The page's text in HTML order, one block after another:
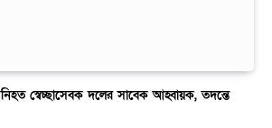
স্বেচ্ছাসেবক দলের সাবেক আহ্বায়ক, তদন্তে